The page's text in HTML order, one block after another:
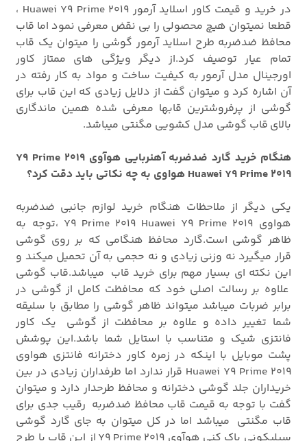
در خرید و قیمت کاور اسلاید آرمور Huawei Y9 Prime 2019 ،
قطعا نمیتوان هیچ محصولی را بی نقض معرفی نمود اما قاب
محافظ ضدضربه طرح اسلاید آرمور گوشی را میتوان یک قاب
تمام عیار توصیف کرد.از دیگر ویژگی های ممتاز کاور
اورجینال مدل آرمور به کیفیت ساخت و مواد به کار رفته در
آن اشاره کرد و میتوان گفت از دلایل زیادی که این قاب برای
گوشی از پرفروشترین قابها معرفی شده همین ماندگاری
بالای قاب گوشی مدل کشویی مگنتی میباشد.
هنگام خرید گارد ضدضربه آهنربایی هوآوی Y9 Prime 2019
Huawei Y9 Prime 2019 هواوی به چه نکاتی باید دقت کرد؟
یکی دیگر از ملاحظات هنگام خرید لوازم جانبی ضدضربه
هواوی Y9 Prime 2019 Huawei Y9 Prime 2019 ،توجه به
ظاهر گوشی است.گارد محافظ هنگامی که بر روی گوشی
قرار میگیرد نه وزنی زیادی و نه حجمی به آن تحمیل میکند و
این نکته ای بسیار مهم برای خرید قاب میباشد.قاب گوشی
علاوه بر رسالت اصلی خود که محافظت کامل از گوشی در
برابر ضربات میباشد میتواند ظاهر گوشی را مطابق با سلیقه
شما تغییر داده و علاوه بر محافظت از گوشی یک کاور
فانتزی شیک و متناسب با استایل شما باشد.این پوشش
پشت موبایل با اینکه در زمره کاور دخترانه فانتزی هواوی
Huawei Y9 Prime 2019 قرار ندارد اما طرفداران زیادی در بین
خریداران جلد گوشی دخترانه و محافظ طرحدار دارد و میتوان
گفت با توجه به قیمت قاب محافظ ضدضربه رقیب جدی برای
قاب مگنتی میباشد اما در کل میتوان به جای گارد گوشی